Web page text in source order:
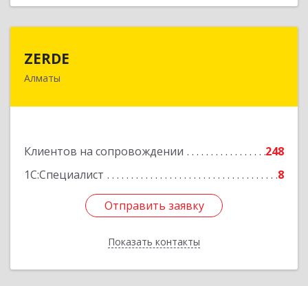
ZERDE
Алматы
Клиентов на сопровождении
248
1С:Специалист
8
Отправить заявку
Показать контакты
050026, Республика Казахстан, г. Алматы, ул.
Отправить заявку
Назад